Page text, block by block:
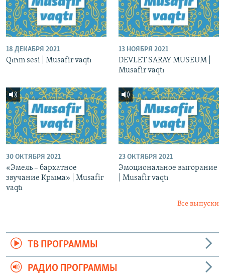
18 ДЕКАБРЯ 2021
Qırım sesi | Musafir vaqtı
13 НОЯБРЯ 2021
DEVLET SARAY MUSEUM |
Musafir vaqtı
30 ОКТЯБРЯ 2021
«Эмель – бархатное
звучание Крыма» | Musafir
vaqtı
23 ОКТЯБРЯ 2021
Эмоциональное выгорание
| Musafir vaqtı
Все выпуски
ТВ ПРОГРАММЫ
РАДИО ПРОГРАММЫ